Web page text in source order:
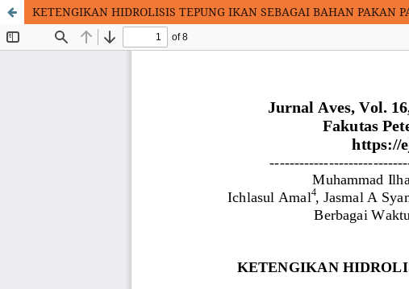
KETENGIKAN HIDROLISIS TEPUNG IKAN SEBAGAI BAHAN PAKAN